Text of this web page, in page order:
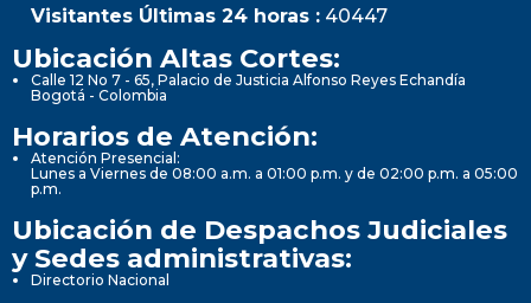
Visitantes Últimas 24 horas : 40447
Ubicación Altas Cortes:
Calle 12 No 7 - 65, Palacio de Justicia Alfonso Reyes Echandía
Bogotá - Colombia
Horarios de Atención:
Atención Presencial:
Lunes a Viernes de 08:00 a.m. a 01:00 p.m. y de 02:00 p.m. a 05:00
p.m.
Ubicación de Despachos Judiciales
y Sedes administrativas:
Directorio Nacional